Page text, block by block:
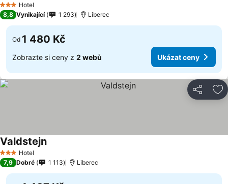
3 Počet hvězdiček
Hotel
8,8 Vynikající 1 293 Liberec
Od 1 480 Kč
Zobrazte si ceny z 2 webů Ukázat ceny
Sdílet
3 Počet hvězdiček
Hotel
ValdstejnUkázat ceny
7,9 Dobré 1 113 Liberec